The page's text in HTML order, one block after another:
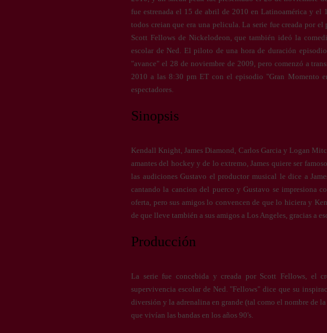
fue estrenada el 15 de abril de 2010 en Latinoamérica y el
todos creian que era una pelicula. La serie fue creada por
Scott Fellows de Nickelodeon, que también ideó la
escolar de Ned. El piloto de una hora de duración
"avance" el 28 de noviembre de 2009, pero comenzó a
2010 a las 8:30 pm ET con el episodio "Gran Momento
espectadores.
Sinopsis
Kendall Knight, James Diamond, Carlos Garcia y Logan
amantes del hockey y de lo extremo, James quiere ser
las audiciones Gustavo el productor musical le dice a
cantando la cancion del puerco y Gustavo se impresiona
oferta, pero sus amigos lo convencen de que lo hiciera y
de que lleve también a sus amigos a Los Angeles, gracias a
Producción
La serie fue concebida y creada por Scott Fellows, el
supervivencia escolar de Ned. "Fellows" dice que su
diversión y la adrenalina en grande (tal como el nombre de
que vivían las bandas en los años 90's.